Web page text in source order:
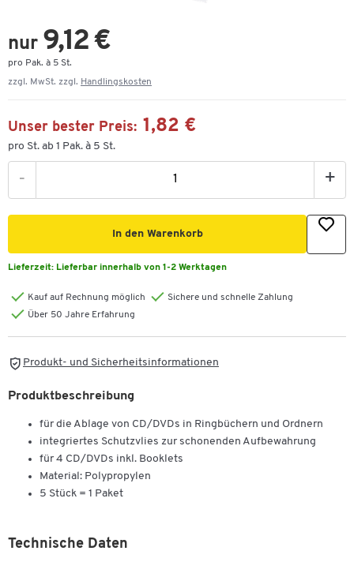
nur 9,12 €
pro Pak. à 5 St.
zzgl. MwSt. zzgl. Handlingskosten
Unser bester Preis: 1,82 €
pro St. ab 1 Pak. à 5 St.
- +
In den Warenkorb
Lieferzeit: Lieferbar innerhalb von 1-2 Werktagen
Kauf auf Rechnung möglich
Sichere und schnelle Zahlung
Über 50 Jahre Erfahrung
Produkt- und Sicherheitsinformationen
Produktbeschreibung
für die Ablage von CD/DVDs in Ringbüchern und Ordnern
integriertes Schutzvlies zur schonenden Aufbewahrung
für 4 CD/DVDs inkl. Booklets
Material: Polypropylen
5 Stück = 1 Paket
Technische Daten